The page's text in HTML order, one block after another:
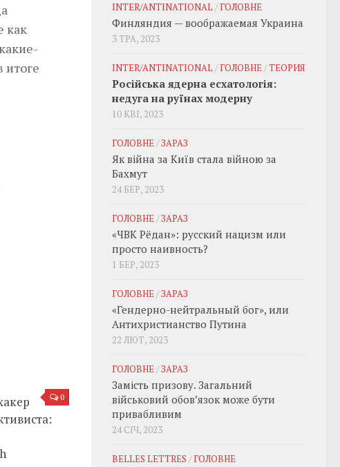
как
0
INTER/ANTINATIONAL/ГОЛОВНЕ
Финляндия — воображаемая Украина
3 ТРА, 2023
INTER/ANTINATIONAL/ГОЛОВНЕ/ТЕОРИЯ
Російська ядерна есхатологія:
недуга на руїнах модерну
10 КВІ, 2023
ГОЛОВНЕ/ЗАРАЗ
Як війна за Київ стала війною за
Бахмут
24 БЕР, 2023
ГОЛОВНЕ/ЗАРАЗ
«ЧВК Рёдан»: русский нацизм или
просто наивность?
1 БЕР, 2023
ГОЛОВНЕ/ЗАРАЗ
«Гендерно-нейтральный бог», или
Антихристианство Путина
22 ЛЮТ, 2023
ГОЛОВНЕ/ЗАРАЗ
Замість призову. Загальний
військовий обовʼязок може бути
привабливим
24 СІЧ, 2023
BELLES LETTRES /ГОЛОВНЕ